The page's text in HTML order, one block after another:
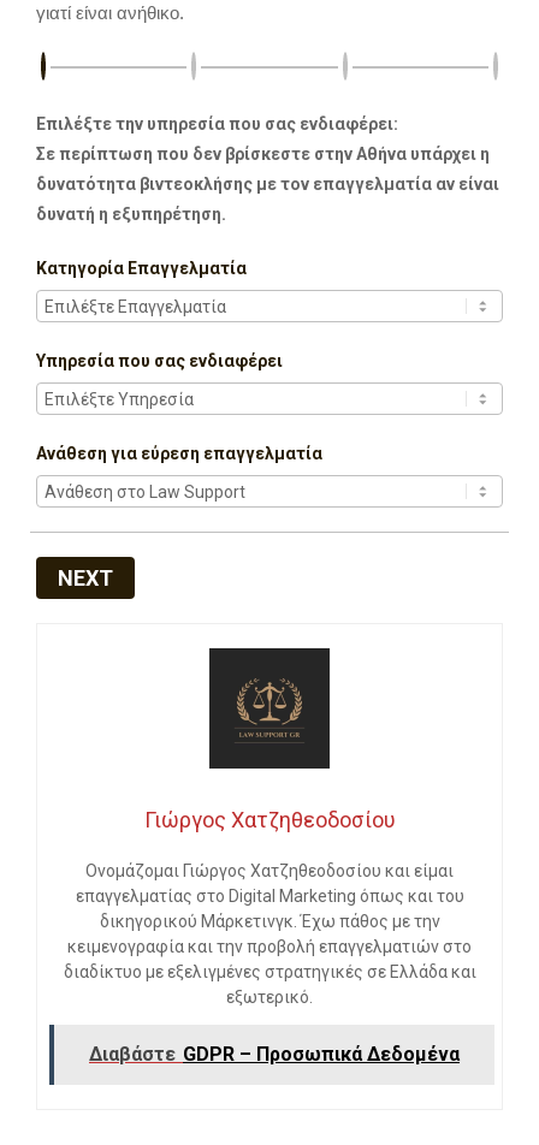
γιατί είναι ανήθικο.
Επιλέξτε την υπηρεσία που σας ενδιαφέρει:
Σε περίπτωση που δεν βρίσκεστε στην Αθήνα υπάρχει η
δυνατότητα βιντεοκλήσης με τον επαγγελματία αν είναι
δυνατή η εξυπηρέτηση.
Κατηγορία Επαγγελματία
Υπηρεσία που σας ενδιαφέρει
Ανάθεση για εύρεση επαγγελματία
NEXT
Γιώργος Χατζηθεοδοσίου
Ονομάζομαι Γιώργος Χατζηθεοδοσίου και είμαι
επαγγελματίας στο Digital Marketing όπως και του
δικηγορικού Μάρκετινγκ. Έχω πάθος με την
κειμενογραφία και την προβολή επαγγελματιών στο
διαδίκτυο με εξελιγμένες στρατηγικές σε Ελλάδα και
εξωτερικό.
Διαβάστε GDPR – Προσωπικά Δεδομένα